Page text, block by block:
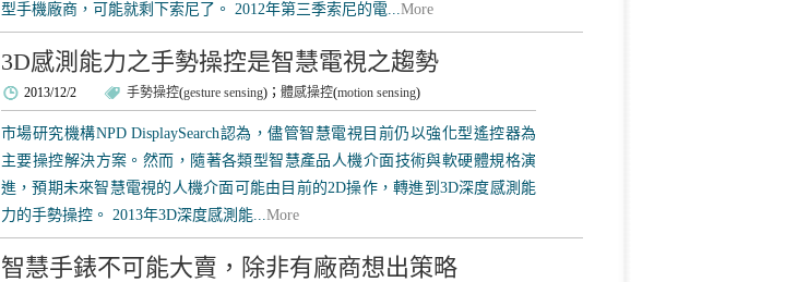
型手機廠商，可能就剩下索尼了。 2012年第三季索尼的電...More
3D感測能力之手勢操控是智慧電視之趨勢
2013/12/2 手勢操控(gesture sensing)； 體感操控(motion sensing)
市場研究機構NPD DisplaySearch認為，儘管智慧電視目前仍以強化型遙控器為
主要操控解決方案。然而，隨著各類型智慧產品人機介面技術與軟硬體規格演
進，預期未來智慧電視的人機介面可能由目前的2D操作，轉進到3D深度感測能
力的手勢操控。 2013年3D深度感測能...More
智慧手錶不可能大賣，除非有廠商想出策略